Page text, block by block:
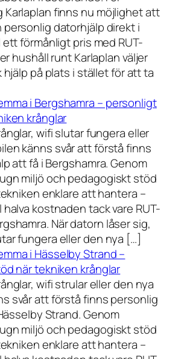
Karlaplan finns nu möjlighet att
personlig datorhjälp direkt i
förmånligt pris med RUT-
hushåll runt Karlaplan väljer
på plats i stället för att ta
i Bergshamra – personligt
krånglar
wifi slutar fungera eller
känns svår att förstå finns
att få i Bergshamra. Genom
miljö och pedagogiskt stöd
enklare att hantera –
kostnaden tack vare RUT-
När datorn låser sig,
fungera eller den nya […]
i Hässelby Strand –
när tekniken krånglar
wifi strular eller den nya
svår att förstå finns personlig
Strand. Genom
miljö och pedagogiskt stöd
enklare att hantera –